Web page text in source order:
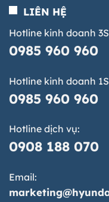
LIÊN HỆ
Hotline kinh doanh
0985 960 960
Hotline kinh doanh
0985 960 960
Hotline dịch vụ:
0908 188 070
Email: